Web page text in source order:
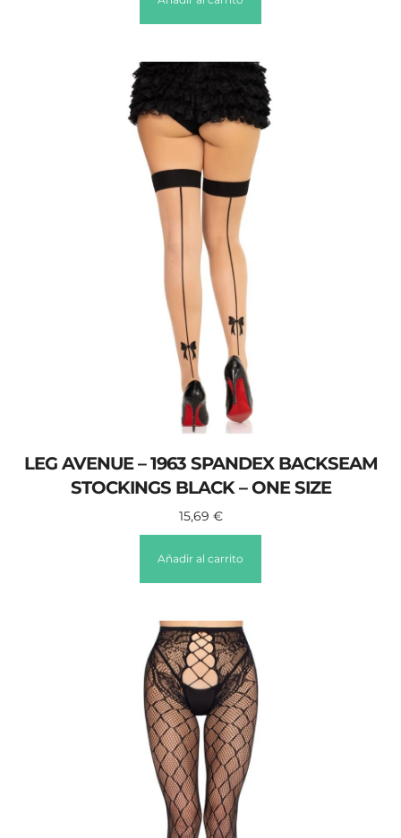
LEG AVENUE – 1963 SPANDEX BACKSEAM
STOCKINGS BLACK – ONE SIZE
15,69 €
Añadir al carrito